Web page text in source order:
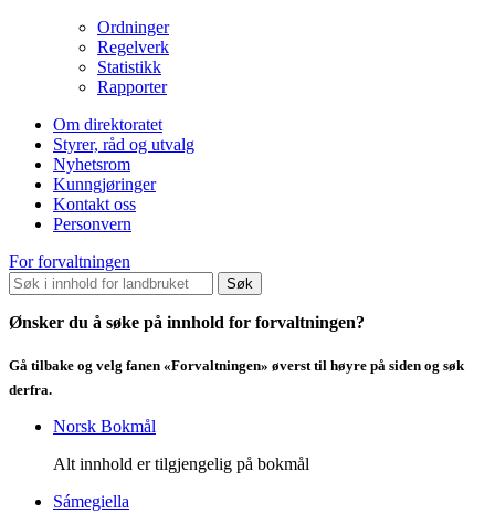
Ordninger
Regelverk
Statistikk
Rapporter
Om direktoratet
Styrer, råd og utvalg
Nyhetsrom
Kunngjøringer
Kontakt oss
Personvern
For forvaltningen
Søk
Ønsker du å søke på innhold for forvaltningen?
Gå tilbake og velg fanen «Forvaltningen» øverst til høyre på siden og søk
derfra.
Norsk Bokmål
Alt innhold er tilgjengelig på bokmål
Sámegiella